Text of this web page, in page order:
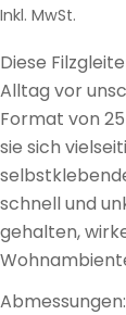
Preis
Inkl. MwSt.
Diese
Alltag vor
Format von
sie sich
schnell und
gehalten,